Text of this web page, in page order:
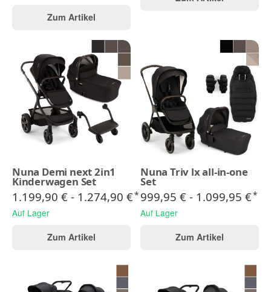
Zum Artikel
Nuna Demi next 2in1
Kinderwagen Set
1.199,90 € - 1.274,90 €*
Auf Lager
Zum Artikel
Nuna Triv lx all-in-one
Set
999,95 € - 1.099,95 €*
Auf Lager
Zum Artikel